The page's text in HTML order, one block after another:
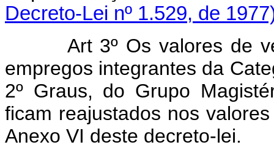
Decreto-Lei nº 1.529, de
Art 3º Os valores de
empregos integrantes da
2º Graus, do Grupo
ficam reajustados nos
Anexo VI deste decreto-lei.